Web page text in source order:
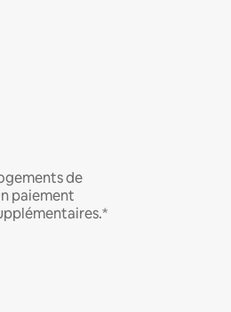
de
paiement